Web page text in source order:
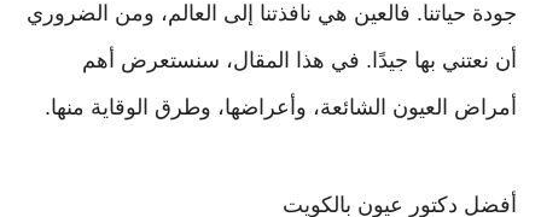
جودة حياتنا. فالعين هي نافذتنا إلى العالم، ومن الضروري
أن نعتني بها جيدًا. في هذا المقال، سنستعرض أهم
أمراض العيون الشائعة، وأعراضها، وطرق الوقاية منها.
أفضل دكتور عيون بالكويت